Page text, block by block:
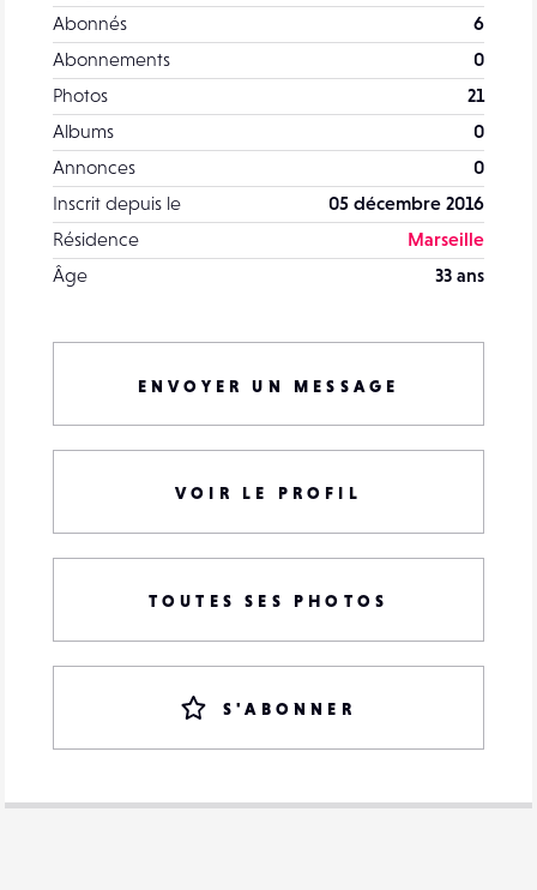
Abonnés
6
Abonnements
0
Photos
21
Albums
0
Annonces
0
Inscrit depuis le
05 décembre 2016
Résidence
Marseille
Âge
33 ans
ENVOYER UN MESSAGE
VOIR LE PROFIL
TOUTES SES PHOTOS
S'ABONNER